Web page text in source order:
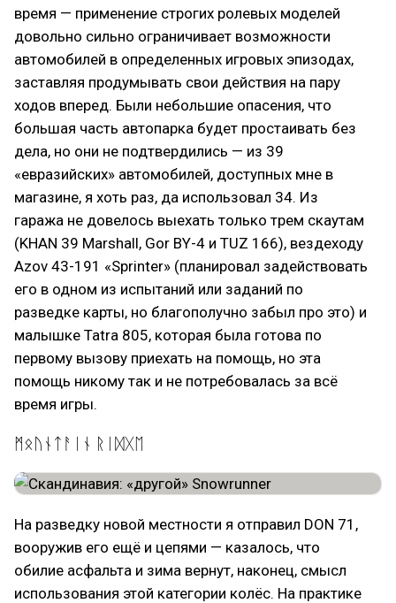
время — применение строгих ролевых моделей
довольно сильно ограничивает возможности
автомобилей в определенных игровых эпизодах,
заставляя продумывать свои действия на пару
ходов вперед. Были небольшие опасения, что
большая часть автопарка будет простаивать без
дела, но они не подтвердились — из 39
«евразийских» автомобилей, доступных мне в
магазине, я хоть раз, да использовал 34. Из
гаража не довелось выехать только трем скаутам
(KHAN 39 Marshall, Gor BY-4 и TUZ 166), вездеходу
Azov 43-191 «Sprinter» (планировал задействовать
его в одном из испытаний или заданий по
разведке карты, но благополучно забыл про это) и
малышке Tatra 805, которая была готова по
первому вызову приехать на помощь, но эта
помощь никому так и не потребовалась за всё
время игры.
ᛗᛟᚢᚾᛏᚨᛁᚾ ᚱᛁᛞᚷᛖ
На разведку новой местности я отправил DON 71,
вооружив его ещё и цепями — казалось, что
обилие асфальта и зима вернут, наконец, смысл
использования этой категории колёс. На практике